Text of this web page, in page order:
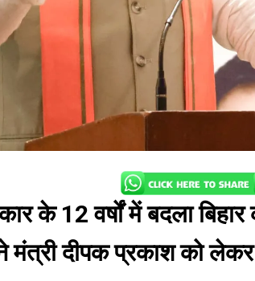
के 12 वर्षों में बदला
मंत्री दीपक प्रकाश को लेकर